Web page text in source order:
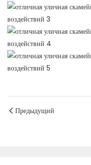
Предыдущий